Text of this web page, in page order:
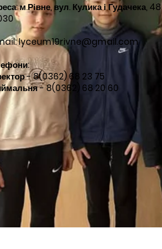
м.Рівне, вул. Кулика і Гудачека, 48
lyceum19rivne@gmail.com
- 8(0362) 68 23 75
- 8(0362) 68 20 60